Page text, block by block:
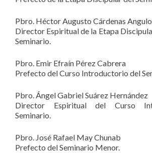
Pbro. Héctor Augusto Cárdenas Angulo
Director Espiritual de la Etapa
Seminario.
Pbro. Emir Efraín Pérez Cabrera
Prefecto del Curso Introductorio del
Pbro. Ángel Gabriel Suárez Hernández
Director Espiritual del Curso
Seminario.
Pbro. José Rafael May Chunab
Prefecto del Seminario Menor.